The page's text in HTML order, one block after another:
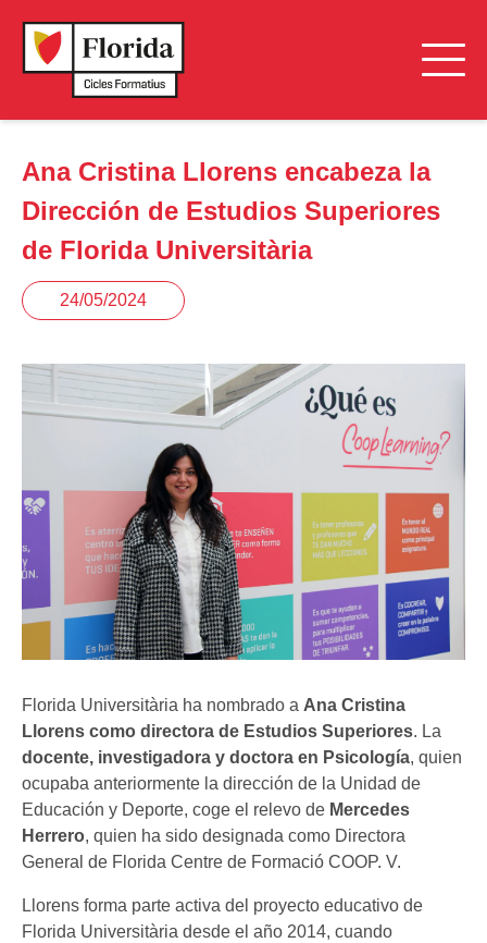
Ana Cristina Llorens encabeza la
Dirección de Estudios Superiores
de Florida Universitària
24/05/2024
Florida Universitària ha nombrado a Ana Cristina
Llorens como directora de Estudios Superiores. La
docente, investigadora y doctora en Psicología, quien
ocupaba anteriormente la dirección de la Unidad de
Educación y Deporte, coge el relevo de Mercedes
Herrero, quien ha sido designada como Directora
General de Florida Centre de Formació COOP. V.
Llorens forma parte activa del proyecto educativo de
Florida Universitària desde el año 2014, cuando